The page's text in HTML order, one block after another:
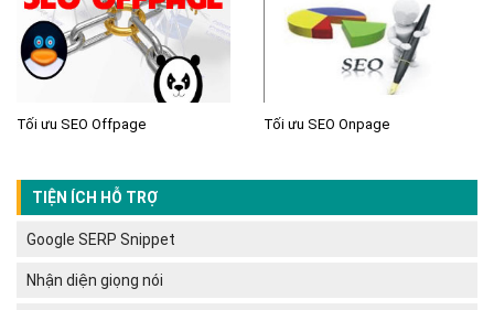
Tối ưu SEO Offpage Tối ưu SEO Onpage
TIỆN ÍCH HỖ TRỢ
Google SERP Snippet
Nhận diện giọng nói